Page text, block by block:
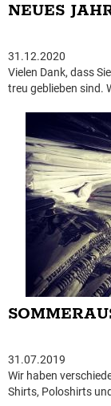
NEUES
31.12.2020
Vielen Dank, dass
treu geblieben sind.
neue Jahr 2021!
31.07.2019
Wir haben
Shirts, Poloshirts